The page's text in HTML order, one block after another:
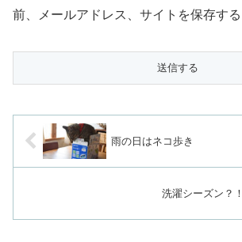
前、メールアドレス、サイトを保存する
雨の日はネコ歩き
洗濯シーズン？！